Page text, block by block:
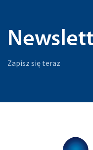
Zapisz się teraz